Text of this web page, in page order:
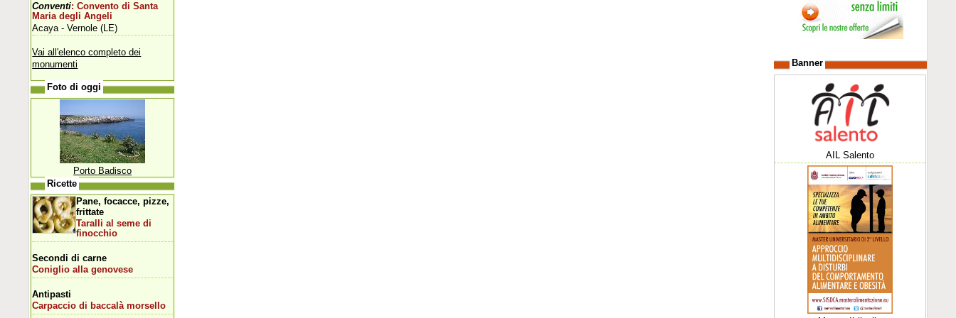
Conventi: Convento di Santa
Maria degli Angeli
Acaya - Vernole (LE)
Vai all'elenco completo dei
monumenti
Foto di oggi
Porto Badisco
Ricette
Pane, focacce, pizze,
frittate
Taralli al seme di
finocchio
Secondi di carne
Coniglio alla genovese
Antipasti
Carpaccio di baccalà morsello
Banner
AIL Salento